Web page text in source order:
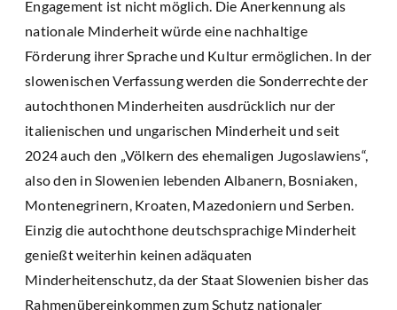
Engagement ist nicht möglich. Die Anerkennung als
nationale Minderheit würde eine nachhaltige
Förderung ihrer Sprache und Kultur ermöglichen. In der
slowenischen Verfassung werden die Sonderrechte der
autochthonen Minderheiten ausdrücklich nur der
italienischen und ungarischen Minderheit und seit
2024 auch den „Völkern des ehemaligen Jugoslawiens“,
also den in Slowenien lebenden Albanern, Bosniaken,
Montenegrinern, Kroaten, Mazedoniern und Serben.
Einzig die autochthone deutschsprachige Minderheit
genießt weiterhin keinen adäquaten
Minderheitenschutz, da der Staat Slowenien bisher das
Rahmenübereinkommen zum Schutz nationaler